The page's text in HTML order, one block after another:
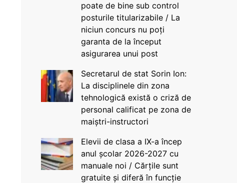
poate de bine sub control
posturile titularizabile / La
niciun concurs nu poți
garanta de la început
asigurarea unui post
Secretarul de stat Sorin Ion:
La disciplinele din zona
tehnologică există o criză de
personal calificat pe zona de
maiștri-instructori
Elevii de clasa a IX-a încep
anul școlar 2026-2027 cu
manuale noi / Cărțile sunt
gratuite și diferă în funcție